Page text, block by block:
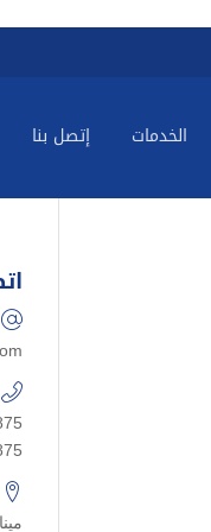
الخدمات إتصل بنا